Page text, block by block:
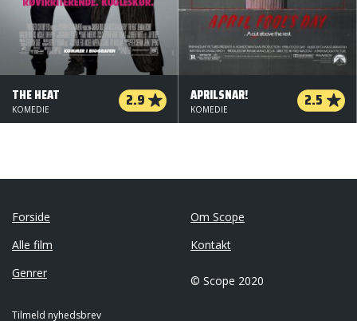
THE HEAT 2.9
KOMEDIE
APRILSNAR! 2.5
KOMEDIE
Forside
Alle film
Genrer
Om Scope
Kontakt
© Scope 2020
Tilmeld nyhedsbrev